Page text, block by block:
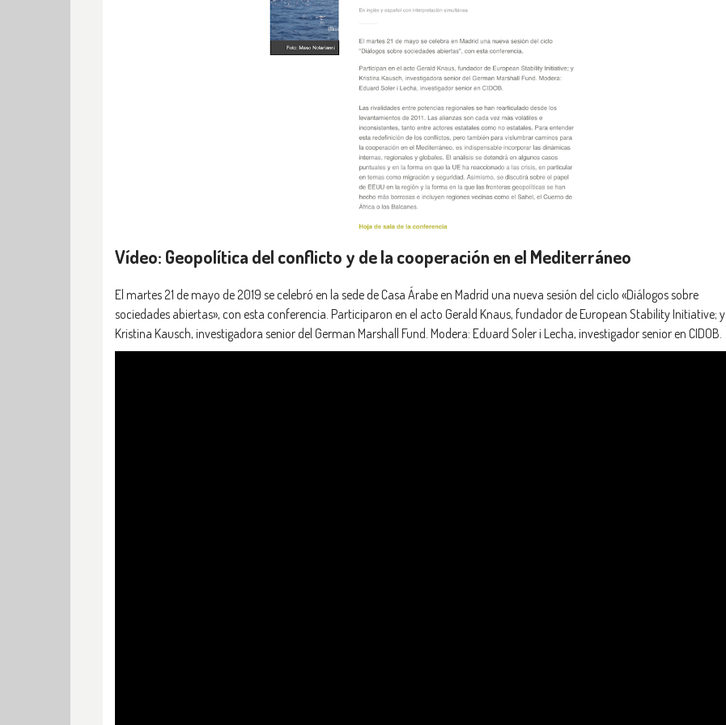
Vídeo: Geopolítica del conflicto y de la cooperación en el Mediterráneo
El martes 21 de mayo de 2019 se celebró en la sede de Casa Árabe en Madrid una nueva sesión del ciclo «Diálogos sobre
sociedades abiertas», con esta conferencia. Participaron en el acto Gerald Knaus, fundador de European Stability Initiative; y
Kristina Kausch, investigadora senior del German Marshall Fund. Modera: Eduard Soler i Lecha, investigador senior en CIDOB.